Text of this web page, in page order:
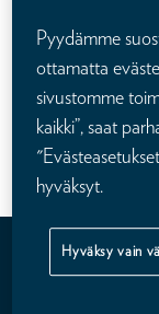
Kalevan
Kalevan hallitus on
Pyydämme
ottamatta
sivustomme
kaikki”, saat
hyväksyt.
Hyväksy vain